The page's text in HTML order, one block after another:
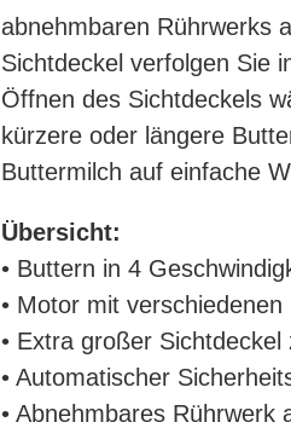
abnehmbaren Rührwerks
Sichtdeckel verfolgen Sie
Öffnen des Sichtdeckels
kürzere oder längere
Buttermilch auf einfache
Übersicht:
• Buttern in 4
• Motor mit
• Extra großer
• Automatischer
• Abnehmbares Rührwerk